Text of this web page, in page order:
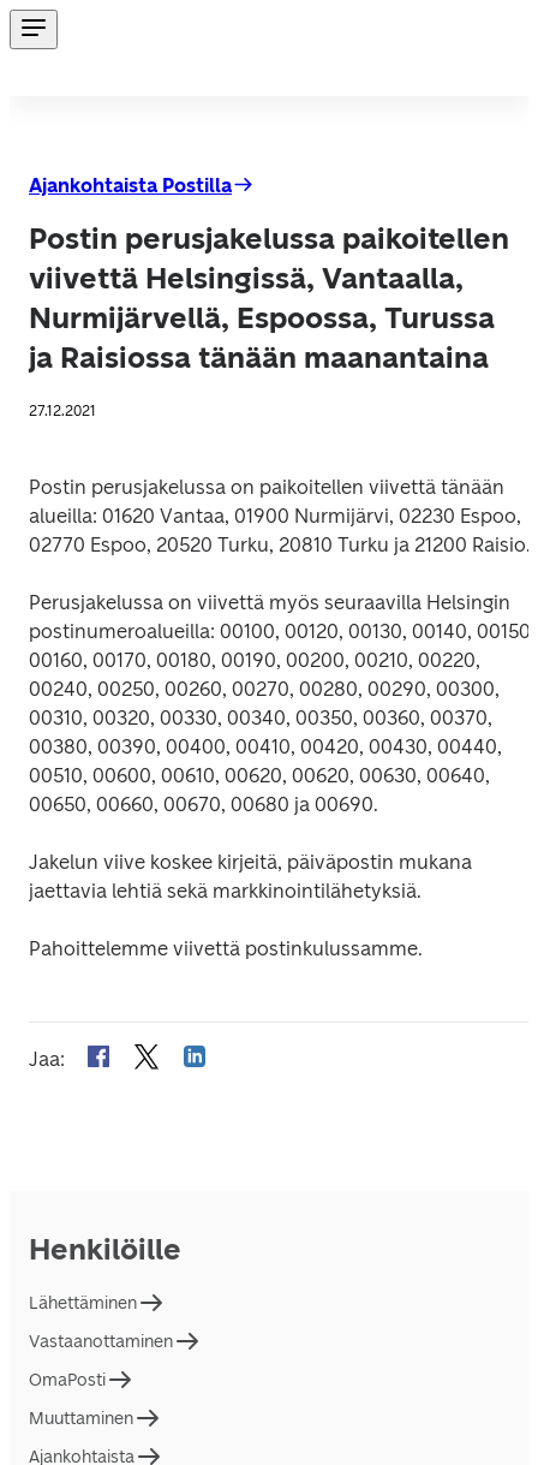
Ajankohtaista Postilla
Postin perusjakelussa paikoitellen
viivettä Helsingissä, Vantaalla,
Nurmijärvellä, Espoossa, Turussa
ja Raisiossa tänään maanantaina
27.12.2021
Postin perusjakelussa on paikoitellen viivettä tänään
alueilla: 01620 Vantaa, 01900 Nurmijärvi, 02230 Espoo,
02770 Espoo, 20520 Turku, 20810 Turku ja 21200 Raisio.
Perusjakelussa on viivettä myös seuraavilla Helsingin
postinumeroalueilla: 00100, 00120, 00130, 00140, 00150,
00160, 00170, 00180, 00190, 00200, 00210, 00220,
00240, 00250, 00260, 00270, 00280, 00290, 00300,
00310, 00320, 00330, 00340, 00350, 00360, 00370,
00380, 00390, 00400, 00410, 00420, 00430, 00440,
00510, 00600, 00610, 00620, 00620, 00630, 00640,
00650, 00660, 00670, 00680 ja 00690.
Jakelun viive koskee kirjeitä, päiväpostin mukana
jaettavia lehtiä sekä markkinointilähetyksiä.
Pahoittelemme viivettä postinkulussamme.
Jaa:
Henkilöille
Lähettäminen
Vastaanottaminen
OmaPosti
Muuttaminen
Ajankohtaista